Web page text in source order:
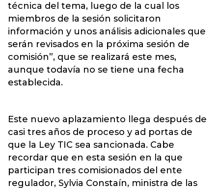
técnica del tema, luego de la cual los
miembros de la sesión solicitaron
información y unos análisis adicionales que
serán revisados en la próxima sesión de
comisión”, que se realizará este mes,
aunque todavía no se tiene una fecha
establecida.
Este nuevo aplazamiento llega después de
casi tres años de proceso y ad portas de
que la Ley TIC sea sancionada. Cabe
recordar que en esta sesión en la que
participan tres comisionados del ente
regulador, Sylvia Constaín, ministra de las